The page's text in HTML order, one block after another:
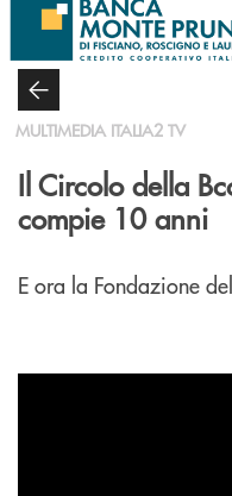
Salta al contenuto principale
MULTIMEDIA ITALIA2 TV
Il Circolo della
compie 10 anni
E ora la Fondazione